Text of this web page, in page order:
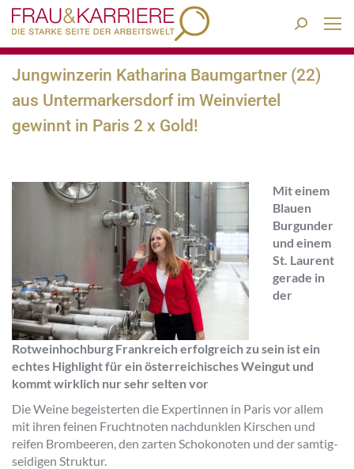
Search:
Jungwinzerin Katharina Baumgartner (22)
aus Untermarkersdorf im Weinviertel
gewinnt in Paris 2 x Gold!
Mit einem
Blauen
Burgunder
und einem
St. Laurent
gerade in
der
Rotweinhochburg Frankreich erfolgreich zu sein ist ein
echtes Highlight für ein österreichisches Weingut und
kommt wirklich nur sehr selten vor
Die Weine begeisterten die Expertinnen in Paris vor allem
mit ihren feinen Fruchtnoten nachdunklen Kirschen und
reifen Brombeeren, den zarten Schokonoten und der samtig-
seidigen Struktur.